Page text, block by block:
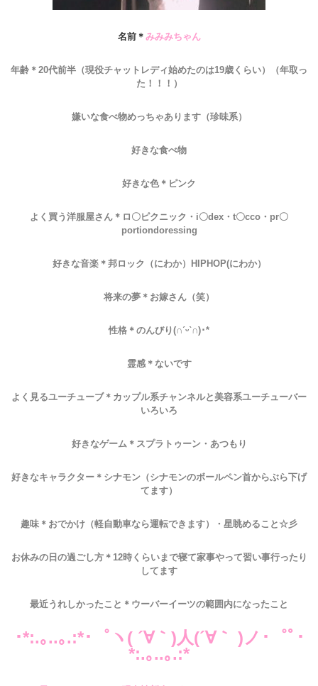
名前＊ みみみちゃん
年齢＊20代前半（現役チャットレディ始めたのは19歳くらい）（年取っ
た！！！）
嫌いな食べ物めっちゃあります（珍味系）
好きな食べ物
好きな色＊ピンク
よく買う洋服屋さん＊ロ〇ピクニック・i〇dex・t〇cco・pr〇
portiondoressing
好きな音楽＊邦ロック（にわか）HIPHOP(にわか）
将来の夢＊お嫁さん（笑）
性格＊のんびり(∩ˊᵕˋ∩)･*
霊感＊ないです
よく見るユーチューブ＊カップル系チャンネルと美容系ユーチューバー
いろいろ
好きなゲーム＊スプラトゥーン・あつもり
好きなキャラクター＊シナモン（シナモンのボールペン首からぶら下げ
てます）
趣味＊おでかけ（軽自動車なら運転できます）・星眺めること☆彡
お休みの日の過ごし方＊12時くらいまで寝て家事やって習い事行ったり
してます
最近うれしかったこと＊ウーバーイーツの範囲内になったこと
･*:.｡..｡.:*･゜ヽ( ´∀｀)人(´∀｀ )ノ･゜ﾟ･
*:.｡..｡.:*